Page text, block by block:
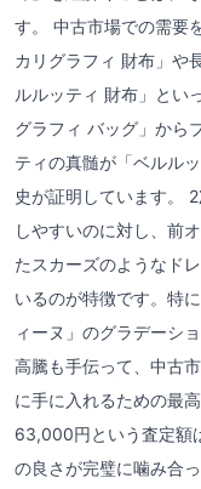
す。 中古市場での需要
カリグラフィ 財布」や
ルルッティ 財布」とい
グラフィ バッグ」から
ティの真髄が「ベルル
史が証明しています。
しやすいのに対し、前
たスカーズのようなド
いるのが特徴です。特
ィーヌ」のグラデーシ
高騰も手伝って、中古
に手に入れるための最
63,000円という査定額
の良さが完璧に噛み合